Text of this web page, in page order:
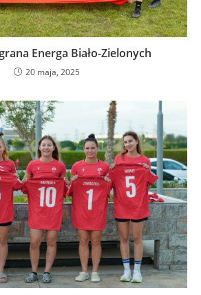
Energa Biało-Zielonych
20 maja, 2025